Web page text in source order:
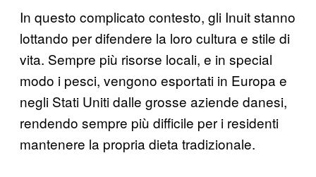
In questo complicato contesto, gli Inuit stanno
lottando per difendere la loro cultura e stile di
vita. Sempre più risorse locali, e in special
modo i pesci, vengono esportati in Europa e
negli Stati Uniti dalle grosse aziende danesi,
rendendo sempre più difficile per i residenti
mantenere la propria dieta tradizionale.